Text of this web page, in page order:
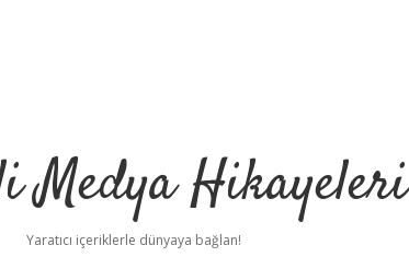
Medya Hikayeleri
Yaratıcı içeriklerle dünyaya bağlan!